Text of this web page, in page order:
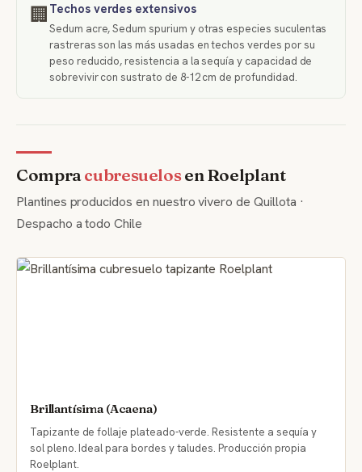
🏢 Techos verdes extensivos
Sedum acre, Sedum spurium y otras especies suculentas
rastreras son las más usadas en techos verdes por su
peso reducido, resistencia a la sequía y capacidad de
sobrevivir con sustrato de 8-12 cm de profundidad.
Compracubresuelos en Roelplant
Plantines producidos en nuestro vivero de Quillota ·
Despacho a todo Chile
Brillantísima (Acaena)
Tapizante de follaje plateado-verde. Resistente a sequía y
sol pleno. Ideal para bordes y taludes. Producción propia
Roelplant.